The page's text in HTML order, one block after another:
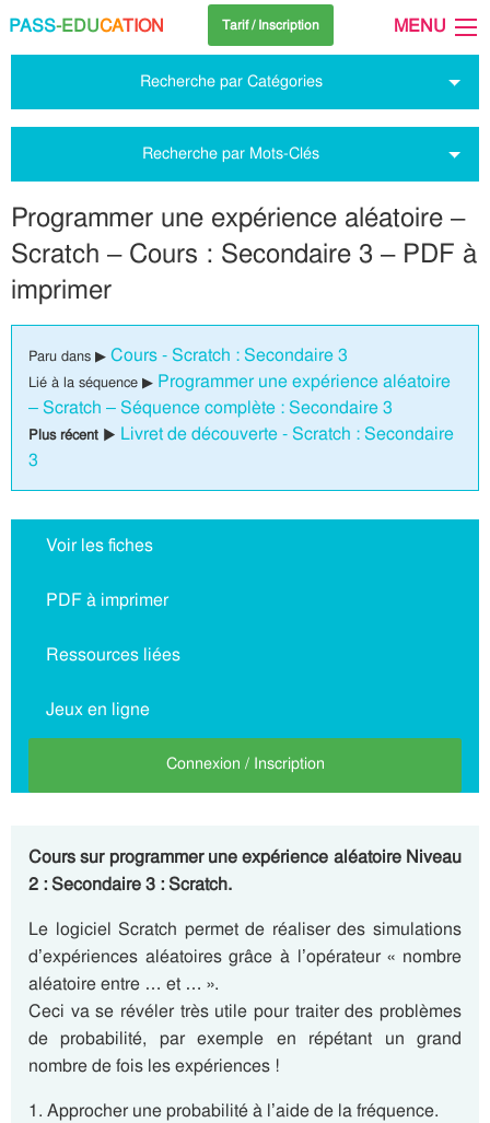
PASS-EDUCATION Tarif / Inscription MENU
Recherche par Catégories
Recherche par Mots-Clés
Programmer une expérience aléatoire –
Scratch – Cours : Secondaire 3 – PDF à
imprimer
Paru dans ▶ Cours - Scratch : Secondaire 3
Lié à la séquence ▶ Programmer une expérience aléatoire
– Scratch – Séquence complète : Secondaire 3
Plus récent ▶ Livret de découverte - Scratch : Secondaire
3
Voir les fiches
PDF à imprimer
Ressources liées
Jeux en ligne
Connexion / Inscription
Cours sur programmer une expérience aléatoire Niveau
2 : Secondaire 3 : Scratch.
Le logiciel Scratch permet de réaliser des simulations
d’expériences aléatoires grâce à l’opérateur « nombre
aléatoire entre … et … ».
Ceci va se révéler très utile pour traiter des problèmes
de probabilité, par exemple en répétant un grand
nombre de fois les expériences !
1. Approcher une probabilité à l’aide de la fréquence.